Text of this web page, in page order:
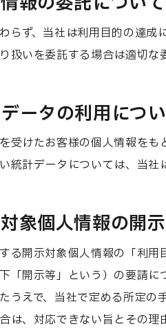
らず、当社は利用目的の達
扱いを委託する場合は適切な
ータの利用につ
受けたお客様の個人情報を
統計データについては、当社
象個人情報の開
る開示対象個人情報の「利
「開示等」という）の要請
うえで、当社で定める所定
は、対応できない旨とその理